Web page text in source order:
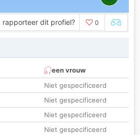
rapporteer dit profiel? 0
een vrouw
Niet gespecificeerd
Niet gespecificeerd
Niet gespecificeerd
Niet gespecificeerd